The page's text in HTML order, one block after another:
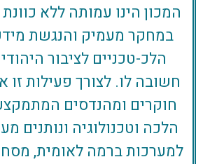
המכון הינו עמותה ללא
במחקר מעמיק והנגשת
הלכ-טכניים לציבור
חשובה לו. לצורך פעילות זו
חוקרים ומהנדסים
הלכה וטכנולוגיה ונותנים
למערכות ברמה לאומית,